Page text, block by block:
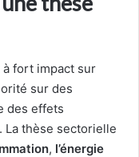
à fort impact sur
sur des
des effets
La thèse sectorielle
, l’énergie